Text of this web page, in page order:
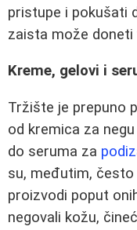
pristupe i pokušati
zaista može doneti
Kreme, gelovi i
Tržište je prepuno
od kremica za
do seruma za
su, međutim, često
proizvodi poput
negovali kožu,